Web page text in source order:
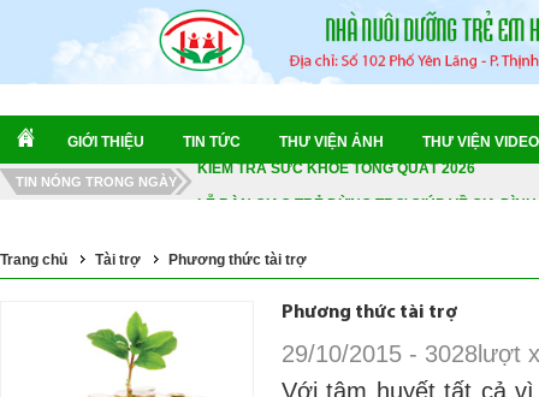
GIỚI THIỆU TIN TỨC THƯ VIỆN ẢNH THƯ VIỆN VIDEO
TIN NÓNG TRONG NGÀY
CHUYẾN TÀU DI SẢN "ĐẶC BIỆT" - HÀNH
KIỂM TRA SỨC KHỎE TỔNG QUÁT 2026
MÙA HÈ TRỞ LẠI 2026
NGÀY HỘI VĂN HÓA THỂ THAO 2026
Trang chủ Tài trợ Phương thức tài trợ
Phương thức tài trợ
29/10/2015 - 3028lượt
Với tâm huyết tất cả